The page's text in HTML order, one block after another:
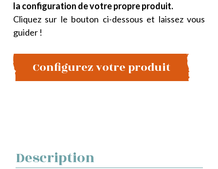
la configuration de votre propre produit.
Cliquez sur le bouton ci-dessous et laissez vous
guider !
Configurez votre produit
Description